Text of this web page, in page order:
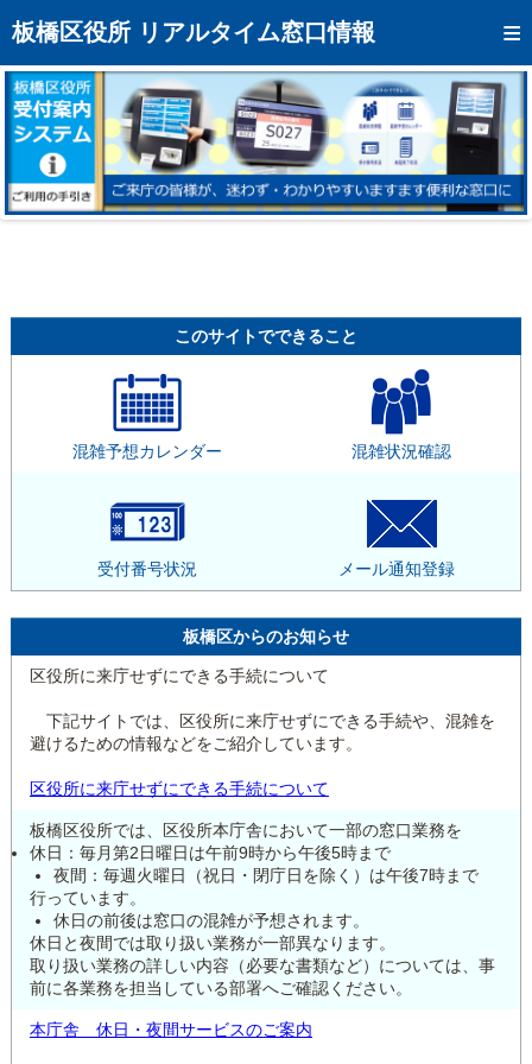
板橋区役所 リアルタイム窓口情報
トップページへ
混雑予想カレンダー
リアルタイム混雑状況
リアルタイム受付番号状況
メール通知登録
モバイルサイト
区役所フロアマップ
このサイトでできること
混雑予想カレンダー 混雑状況確認
受付番号状況 メール通知登録
板橋区からのお知らせ
区役所に来庁せずにできる手続について
下記サイトでは、区役所に来庁せずにできる手続や、混雑を
避けるための情報などをご紹介しています。
区役所に来庁せずにできる手続について
板橋区役所では、区役所本庁舎において一部の窓口業務を
休日：毎月第2日曜日は午前9時から午後5時まで
夜間：毎週火曜日（祝日・閉庁日を除く）は午後7時まで
行っています。
休日の前後は窓口の混雑が予想されます。
休日と夜間では取り扱い業務が一部異なります。
取り扱い業務の詳しい内容（必要な書類など）については、事
前に各業務を担当している部署へご確認ください。
本庁舎 休日・夜間サービスのご案内